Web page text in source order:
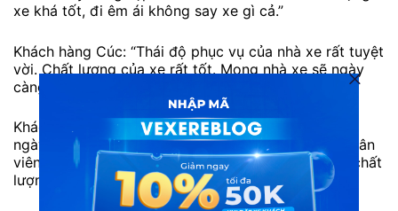
xe khá tốt, đi êm ái không say xe gì cả.”
Khách hàng Cúc: “Thái độ phục vụ của nhà xe rất tuyệt
vời. Chất lượng của xe rất tốt. Mong nhà xe sẽ ngày
càng thành công hơn.”
Khách hàng Hằng: “Xe Hava Sapa có chuyến hằng
ngày. Tiện cho tôi sắp xếp thời gian, dễ mua vé. Nhân
viên thân thiện, thái độ đúng mực. Xe khá sạch và chất
lượng siêu đỉnh. Nói chung mọi thứ tốt.”